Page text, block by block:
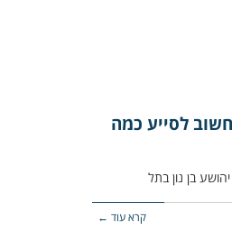
לסייע כמה
קרא עוד ←